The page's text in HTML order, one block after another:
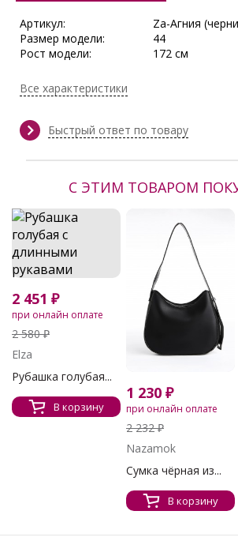
Артикул:
Za-Агния
Размер модели:
44
Рост модели:
172 см
Тип ткани:
Зима,
Осень/Зима
Все характеристики
Быстрый ответ по товару
С ЭТИМ ТОВАРОМ
2 451 ₽
при онлайн оплате
2 580 ₽
Elza
Рубашка голубая...
В корзину
1 230 ₽
при онлайн оплате
2 232 ₽
Nazamok
Сумка чёрная из...
В корзину